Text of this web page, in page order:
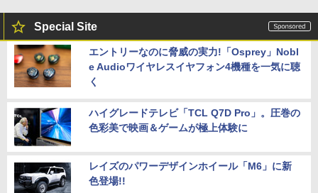
Special Site
エントリーなのに脅威の実力!「Osprey」Nobl
e Audioワイヤレスイヤフォン4機種を一気に聴
く
ハイグレードテレビ「TCL Q7D Pro」。圧巻の
色彩美で映画＆ゲームが極上体験に
レイズのパワーデザインホイール「M6」に新
色登場!!